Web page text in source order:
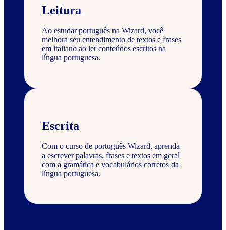
Leitura
Ao estudar português na Wizard, você
melhora seu entendimento de textos e frases
em italiano ao ler conteúdos escritos na
língua portuguesa.
Escrita
Com o curso de português Wizard, aprenda
a escrever palavras, frases e textos em geral
com a gramática e vocabulários corretos da
língua portuguesa.